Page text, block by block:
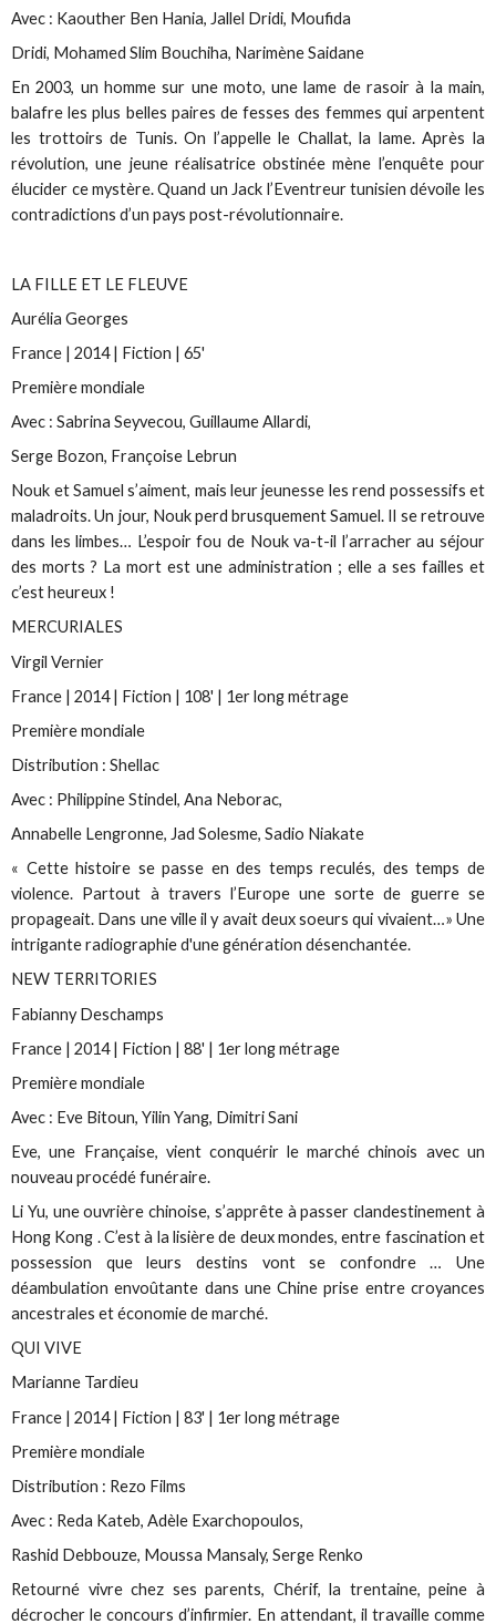
Avec : Kaouther Ben Hania, Jallel Dridi, Moufida
Dridi, Mohamed Slim Bouchiha, Narimène Saidane
En 2003, un homme sur une moto, une lame de rasoir à la main,
balafre les plus belles paires de fesses des femmes qui arpentent
les trottoirs de Tunis. On l’appelle le Challat, la lame. Après la
révolution, une jeune réalisatrice obstinée mène l’enquête pour
élucider ce mystère. Quand un Jack l’Eventreur tunisien dévoile les
contradictions d’un pays post-révolutionnaire.
LA FILLE ET LE FLEUVE
Aurélia Georges
France | 2014 | Fiction | 65'
Première mondiale
Avec : Sabrina Seyvecou, Guillaume Allardi,
Serge Bozon, Françoise Lebrun
Nouk et Samuel s’aiment, mais leur jeunesse les rend possessifs et
maladroits. Un jour, Nouk perd brusquement Samuel. Il se retrouve
dans les limbes… L’espoir fou de Nouk va-t-il l’arracher au séjour
des morts ? La mort est une administration ; elle a ses failles et
c’est heureux !
MERCURIALES
Virgil Vernier
France | 2014 | Fiction | 108' | 1er long métrage
Première mondiale
Distribution : Shellac
Avec : Philippine Stindel, Ana Neborac,
Annabelle Lengronne, Jad Solesme, Sadio Niakate
« Cette histoire se passe en des temps reculés, des temps de
violence. Partout à travers l’Europe une sorte de guerre se
propageait. Dans une ville il y avait deux soeurs qui vivaient…» Une
intrigante radiographie d'une génération désenchantée.
NEW TERRITORIES
Fabianny Deschamps
France | 2014 | Fiction | 88' | 1er long métrage
Première mondiale
Avec : Eve Bitoun, Yilin Yang, Dimitri Sani
Eve, une Française, vient conquérir le marché chinois avec un
nouveau procédé funéraire.
Li Yu, une ouvrière chinoise, s’apprête à passer clandestinement à
Hong Kong . C’est à la lisière de deux mondes, entre fascination et
possession que leurs destins vont se confondre … Une
déambulation envoûtante dans une Chine prise entre croyances
ancestrales et économie de marché.
QUI VIVE
Marianne Tardieu
France | 2014 | Fiction | 83' | 1er long métrage
Première mondiale
Distribution : Rezo Films
Avec : Reda Kateb, Adèle Exarchopoulos,
Rashid Debbouze, Moussa Mansaly, Serge Renko
Retourné vivre chez ses parents, Chérif, la trentaine, peine à
décrocher le concours d’infirmier. En attendant, il travaille comme